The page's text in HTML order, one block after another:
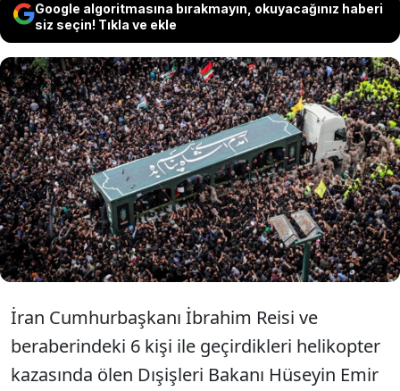
Google algoritmasına bırakmayın, okuyacağınız haberi
siz seçin! Tıkla ve ekle
Helikopter kazasında yaşamını yitiren
İran Cumhurbaşkanı Reisi ve diğer
görevliler düzenlenen tören ile toprağa
verildi.
İran Cumhurbaşkanı İbrahim Reisi ve
beraberindeki 6 kişi ile geçirdikleri helikopter
kazasında ölen Dışişleri Bakanı Hüseyin Emir